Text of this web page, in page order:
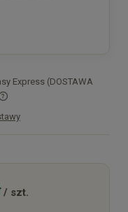
Express (DOSTAWA
płatności
/ szt.